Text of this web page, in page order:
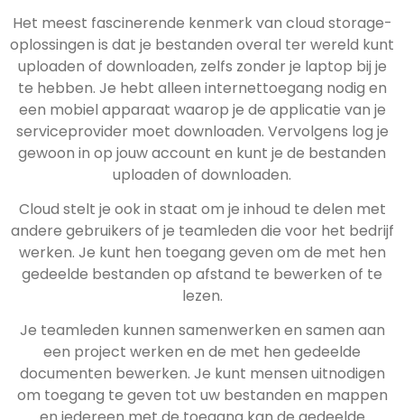
Het meest fascinerende kenmerk van cloud storage-
oplossingen is dat je bestanden overal ter wereld kunt
uploaden of downloaden, zelfs zonder je laptop bij je
te hebben. Je hebt alleen internettoegang nodig en
een mobiel apparaat waarop je de applicatie van je
serviceprovider moet downloaden. Vervolgens log je
gewoon in op jouw account en kunt je de bestanden
uploaden of downloaden.
Cloud stelt je ook in staat om je inhoud te delen met
andere gebruikers of je teamleden die voor het bedrijf
werken. Je kunt hen toegang geven om de met hen
gedeelde bestanden op afstand te bewerken of te
lezen.
Je teamleden kunnen samenwerken en samen aan
een project werken en de met hen gedeelde
documenten bewerken. Je kunt mensen uitnodigen
om toegang te geven tot uw bestanden en mappen